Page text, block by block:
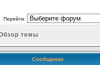
Перейти:
темы